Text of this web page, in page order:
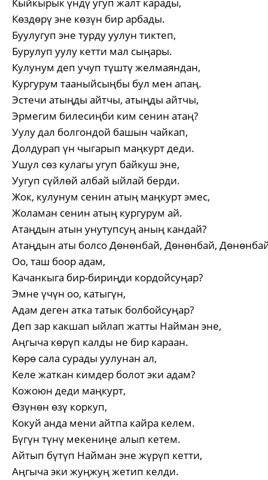
Көздөрү эне көзүн бир арбады.
Буулугуп эне турду уулун тиктеп,
Бурулуп уулу кетти мал сыңары.
Кулунум деп учуп түштү желмаяндан,
Кургурум тааныйсыңбы бул мен апаң.
Эстечи атыңды айтчы, атыңды айтчы,
Эрмегим билесиңби ким сенин атаң?
Уулу дал болгондой башын чайкап,
Долдурап үн чыгарып маңкурт деди.
Ушул сөз кулагы угуп байкуш эне,
Уугуп сүйлөй албай ыйлай берди.
Жок, кулунум сенин атың маңкурт эмес,
Жоламан сенин атың кургурум ай.
Атаңдын атын унутупсуң аның кандай?
Атаңдын аты болсо Дөнөнбай, Дөнөнбай,
Оо, таш боор адам,
Качанкыга бир-бириңди кордойсуңар?
Эмне үчүн оо, катыгүн,
Адам деген атка татык болбойсуңар?
Деп зар какшап ыйлап жатты Найман эне,
Аңгыча көрүп калды не бир караан.
Көрө сала сурады уулунан ал,
Келе жаткан кимдер болот эки адам?
Кожоюн деди маңкурт,
Өзүнөн өзү коркуп,
Кокуй анда мени айтпа кайра келем.
Бүгүн түнү мекениңе алып кетем.
Айтып бүтүп Найман эне жүрүп кетти,
Аңгыча эки жуңжуң жетип келди.